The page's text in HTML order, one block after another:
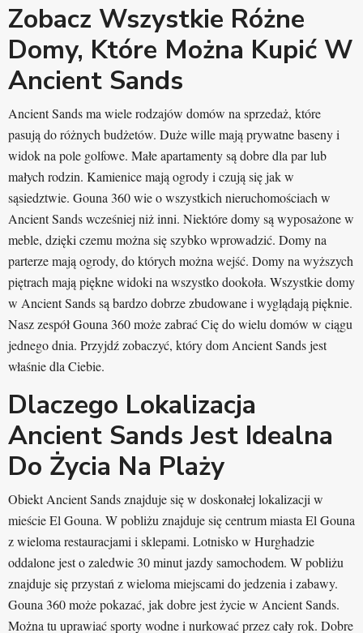
Zobacz Wszystkie Różne
Domy, Które Można Kupić W
Ancient Sands
Ancient Sands ma wiele rodzajów domów na sprzedaż, które
pasują do różnych budżetów. Duże wille mają prywatne baseny i
widok na pole golfowe. Małe apartamenty są dobre dla par lub
małych rodzin. Kamienice mają ogrody i czują się jak w
sąsiedztwie. Gouna 360 wie o wszystkich nieruchomościach w
Ancient Sands wcześniej niż inni. Niektóre domy są wyposażone w
meble, dzięki czemu można się szybko wprowadzić. Domy na
parterze mają ogrody, do których można wejść. Domy na wyższych
piętrach mają piękne widoki na wszystko dookoła. Wszystkie domy
w Ancient Sands są bardzo dobrze zbudowane i wyglądają pięknie.
Nasz zespół Gouna 360 może zabrać Cię do wielu domów w ciągu
jednego dnia. Przyjdź zobaczyć, który dom Ancient Sands jest
właśnie dla Ciebie.
Dlaczego Lokalizacja
Ancient Sands Jest Idealna
Do Życia Na Plaży
Obiekt Ancient Sands znajduje się w doskonałej lokalizacji w
mieście El Gouna. W pobliżu znajduje się centrum miasta El Gouna
z wieloma restauracjami i sklepami. Lotnisko w Hurghadzie
oddalone jest o zaledwie 30 minut jazdy samochodem. W pobliżu
znajduje się przystań z wieloma miejscami do jedzenia i zabawy.
Gouna 360 może pokazać, jak dobre jest życie w Ancient Sands.
Można tu uprawiać sporty wodne i nurkować przez cały rok. Dobre